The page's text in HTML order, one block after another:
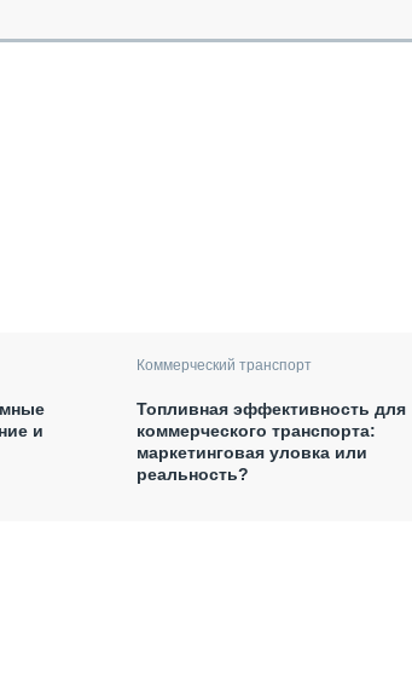
и
Коммерческий транспорт
Топливная эффективность для
коммерческого транспорта:
маркетинговая уловка или
реальность?